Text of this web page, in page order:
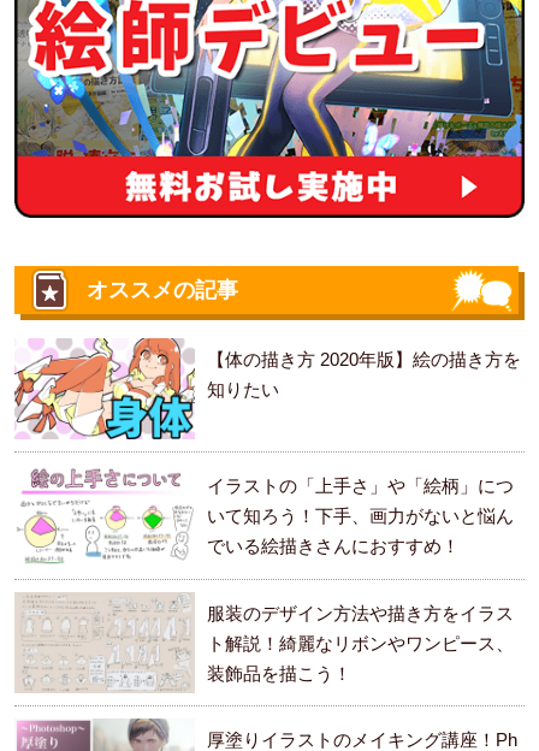
オススメの記事
【体の描き方 2020年版】絵の描き方を
知りたい
イラストの「上手さ」や「絵柄」につ
いて知ろう！下手、画力がないと悩ん
でいる絵描きさんにおすすめ！
服装のデザイン方法や描き方をイラス
ト解説！綺麗なリボンやワンピース、
装飾品を描こう！
厚塗りイラストのメイキング講座！Ph